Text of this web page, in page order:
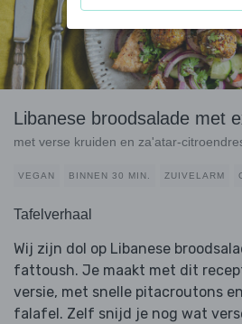
Libanese broodsalade met
met verse kruiden en za'atar-
VEGAN BINNEN 30 MIN. ZUIVELARM
Tafelverhaal
Wij zijn dol op Libanese
fattoush. Je maakt met dit
versie, met snelle pitacroutons
falafel. Zelf snijd je nog wat